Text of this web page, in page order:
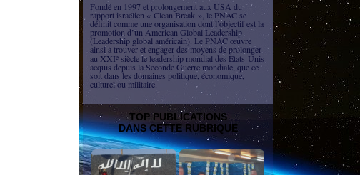
Fondé en 1997 et prolongement aux USA du
rapport israélien « Clean Break », le PNAC se
définit comme une organisation dont l’objectif est la
promotion d’un American Global Leadership
(Leadership global américain). Le PNAC œuvre
ainsi à trouver et engager des moyens de prolonger
au XXIe siècle le leadership mondial des États-Unis
acquis depuis la Seconde Guerre mondiale, que ce
soit dans les domaines politique, économique,
culturel ou militaire.
TOP PUBLICATIONS
DANS CETTE RUBRIQUE